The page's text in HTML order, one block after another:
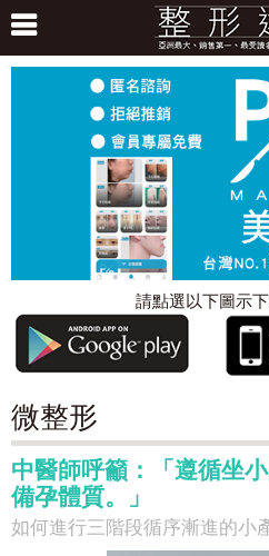
請點選以下圖示
微整形
中醫師呼籲：「遵循坐
備孕體質。」
如何進行三階段循序漸進的小